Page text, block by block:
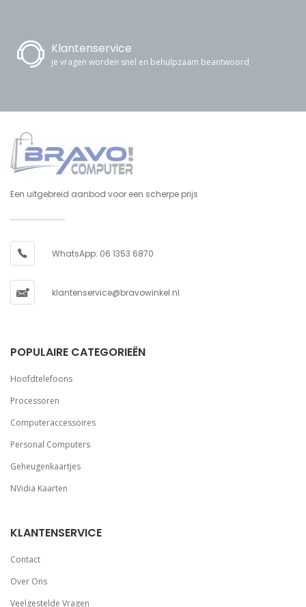
Klantenservice
je vragen worden snel en behulpzaam beantwoord
Een uitgebreid aanbod voor een scherpe prijs
WhatsApp: 06 1353 6870
klantenservice@bravowinkel.nl
POPULAIRE CATEGORIEËN
Hoofdtelefoons
Processoren
Computeraccessoires
Personal Computers
Geheugenkaartjes
NVidia Kaarten
KLANTENSERVICE
Contact
Over Ons
Veelgestelde Vragen